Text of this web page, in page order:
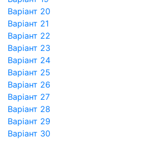
Варіант 20
Варіант 21
Варіант 22
Варіант 23
Варіант 24
Варіант 25
Варіант 26
Варіант 27
Варіант 28
Варіант 29
Варіант 30